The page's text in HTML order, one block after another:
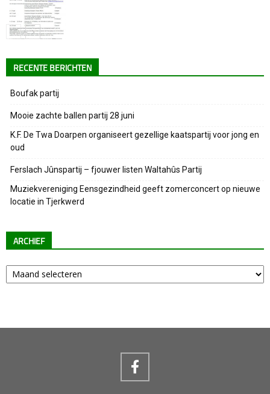
RECENTE BERICHTEN
Boufak partij
Mooie zachte ballen partij 28 juni
K.F. De Twa Doarpen organiseert gezellige kaatspartij voor jong en
oud
Ferslach Jûnspartij – fjouwer listen Waltahûs Partij
Muziekvereniging Eensgezindheid geeft zomerconcert op nieuwe
locatie in Tjerkwerd
ARCHIEF
Archief